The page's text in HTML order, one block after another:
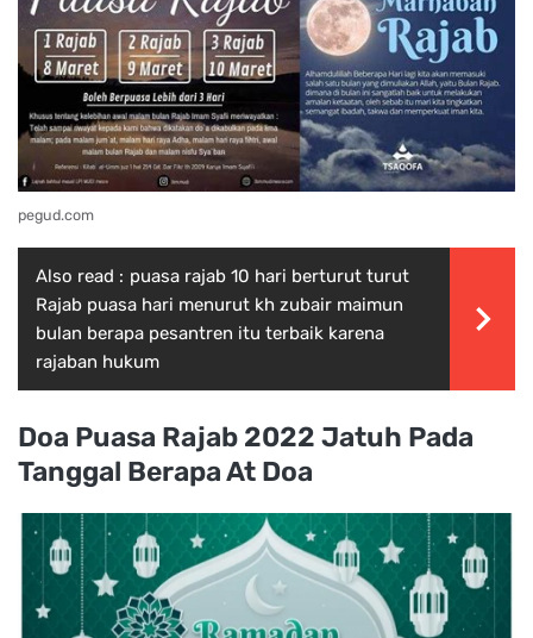
pegud.com
Also read : puasa rajab 10 hari berturut turut
Rajab puasa hari menurut kh zubair maimun
bulan berapa pesantren itu terbaik karena
rajaban hukum
Doa Puasa Rajab 2022 Jatuh Pada
Tanggal Berapa At Doa